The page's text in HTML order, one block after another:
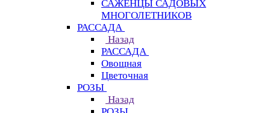
САЖЕНЦЫ САДОВЫХ
МНОГОЛЕТНИКОВ
РАССАДА
Назад
РАССАДА
Овощная
Цветочная
РОЗЫ
Назад